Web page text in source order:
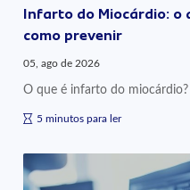
Infarto do Miocárdio: o
como prevenir
05, ago de 2026
O que é infarto do
5 minutos para ler